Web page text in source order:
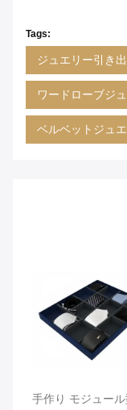
Tags:
ジュエリー引き
ワードローブジ
ベルベットジュ
手作り モジュー